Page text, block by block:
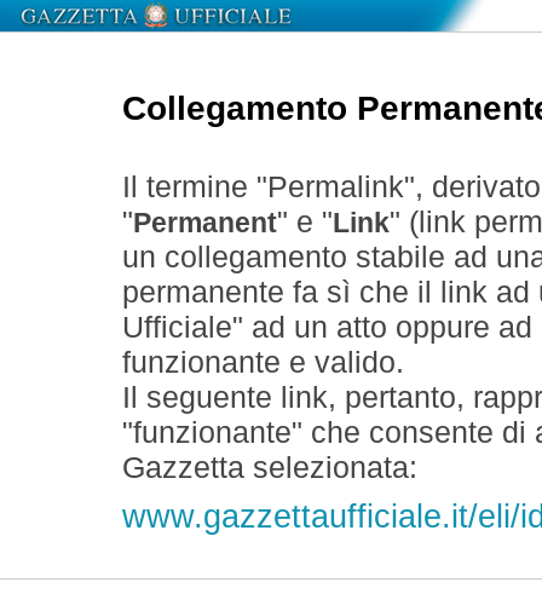
Collegamento
Il termine "Permalink",
" Permanent" e " Link" (link
un collegamento stabile ad
permanente fa sì che il link
Ufficiale" ad un atto oppure
funzionante e valido.
Il seguente link, pertanto,
"funzionante" che consente
Gazzetta selezionata:
www.gazzettaufficiale.it/eli/